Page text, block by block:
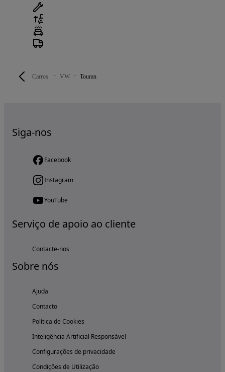
Carros VW Touran
Siga-nos
Facebook
Instagram
YouTube
Serviço de apoio ao cliente
Contacte-nos
Sobre nós
Ajuda
Contacto
Política de Cookies
Inteligência Artificial Responsável
Configurações de privacidade
Condições de Utilização